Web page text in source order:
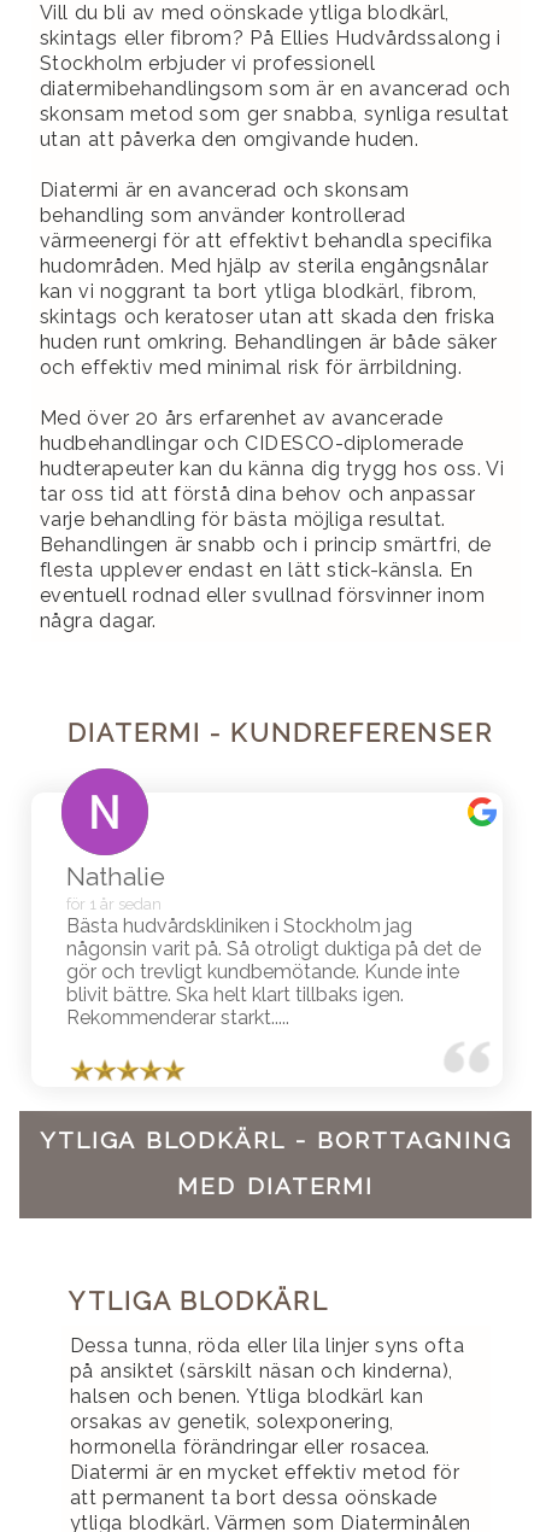
Vill du bli av med oönskade ytliga blodkärl,
skintags eller fibrom? På Ellies Hudvårdssalong i
Stockholm erbjuder vi professionell
diatermibehandlingsom som är en avancerad och
skonsam metod som ger snabba, synliga resultat
utan att påverka den omgivande huden.
Diatermi är en avancerad och skonsam
behandling som använder kontrollerad
värmeenergi för att effektivt behandla specifika
hudområden. Med hjälp av sterila engångsnålar
kan vi noggrant ta bort ytliga blodkärl, fibrom,
skintags och keratoser utan att skada den friska
huden runt omkring. Behandlingen är både säker
och effektiv med minimal risk för ärrbildning.
Med över 20 års erfarenhet av avancerade
hudbehandlingar och CIDESCO-diplomerade
hudterapeuter kan du känna dig trygg hos oss. Vi
tar oss tid att förstå dina behov och anpassar
varje behandling för bästa möjliga resultat.
Behandlingen är snabb och i princip smärtfri, de
flesta upplever endast en lätt stick-känsla. En
eventuell rodnad eller svullnad försvinner inom
några dagar.
DIATERMI - KUNDREFERENSER
Nathalie
för 1 år sedan
Bästa hudvårdskliniken i Stockholm jag
någonsin varit på. Så otroligt duktiga på det de
gör och trevligt kundbemötande. Kunde inte
blivit bättre. Ska helt klart tillbaks igen.
Rekommenderar starkt.....
YTLIGA BLODKÄRL - BORTTAGNING
MED DIATERMI
YTLIGA BLODKÄRL
Dessa tunna, röda eller lila linjer syns ofta
på ansiktet (särskilt näsan och kinderna),
halsen och benen. Ytliga blodkärl kan
orsakas av genetik, solexponering,
hormonella förändringar eller rosacea.
Diatermi är en mycket effektiv metod för
att permanent ta bort dessa oönskade
ytliga blodkärl. Värmen som Diaterminålen